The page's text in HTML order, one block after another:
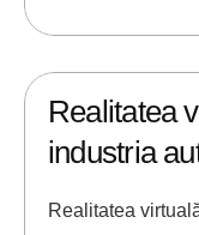
Realitatea
industria
Realitatea